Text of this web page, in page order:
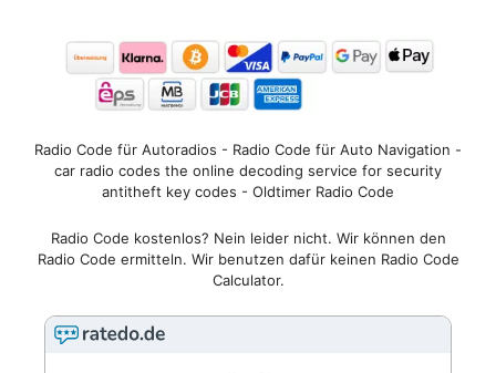
Radio Code für Autoradios - Radio Code für Auto Navigation -
car radio codes the online decoding service for security
antitheft key codes - Oldtimer Radio Code
Radio Code kostenlos? Nein leider nicht. Wir können den
Radio Code ermitteln. Wir benutzen dafür keinen Radio Code
Calculator.